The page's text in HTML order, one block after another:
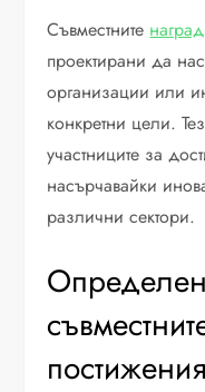
Съвместните
проектирани да
организации или
конкретни цели.
участниците за
насърчавайки
различни сектори.
постижения